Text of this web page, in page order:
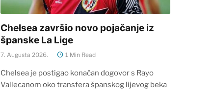
Chelsea završio novo pojačanje iz
španske La Lige
7. Augusta 2026. 1 Min Read
Chelsea je postigao konačan dogovor s Rayo
Vallecanom oko transfera španskog lijevog beka